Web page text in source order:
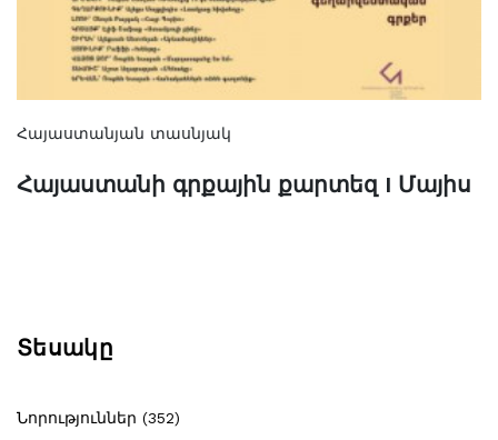
Հայաստանյան տասնյակ
Հայաստանի գրքային քարտեզ I Մայիս
Տեսակը
Նորություններ (352)